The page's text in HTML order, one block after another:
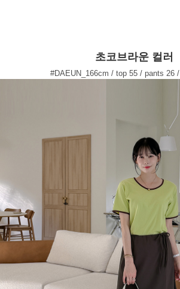
초코브라운 컬러
#DAEUN_166cm / top 55 / pants 26